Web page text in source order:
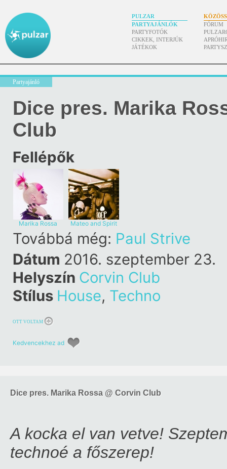
PULZAR
PARTYAJÁNLÓK
PARTYFOTÓK
CIKKEK, INTERJÚK
JÁTÉKOK
FÓRUM
Partyajánló
Dice pres. Marika
Club
Fellépők
Marika Rossa Mateo and Spirit
Továbbá még: Paul Strive
Dátum 2016. szeptember 23.
Helyszín Corvin Club
Stílus House, Techno
OTT VOLTAM
Kedvencekhez ad
Dice pres. Marika Rossa @ Corvin Club
A kocka el van vetve!
technoé a főszerep!